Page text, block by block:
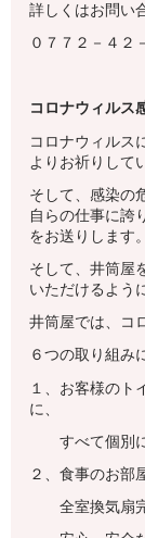
詳しくはお問い
０７７２－４２
コロナウィルス
コロナウィルス
よりお祈りして
そして、感染の
自らの仕事に誇
をお送りします。
そして、井筒屋
いただけるよう
井筒屋では、コ
６つの取り組み
１、お客様のト
に、
すべて個別に
２、食事のお部
全室換気扇完